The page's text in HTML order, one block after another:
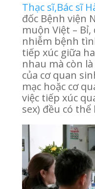
Thạc sĩ,Bác sĩ
đốc Bệnh viện
muộn Việt –
nhiễm bệnh
tiếp xúc giữa
nhau mà còn
của cơ quan
mạc hoặc cơ
việc tiếp xúc
sex) đều có thể